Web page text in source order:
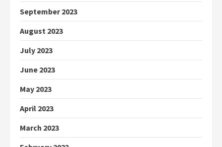
September 2023
August 2023
July 2023
June 2023
May 2023
April 2023
March 2023